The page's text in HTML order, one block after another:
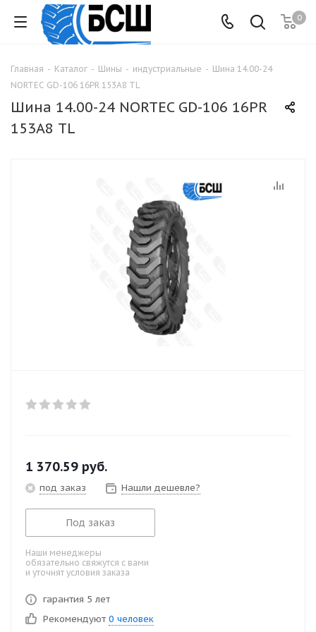
0
Главная - Каталог - Шины - индустриальные - Шина 14.00-24
NORTEC GD-106 16PR 153А8 TL
Шина 14.00-24 NORTEC GD-106 16PR
153А8 TL
1 370.59 руб.
под заказ Нашли дешевле?
Под заказ
Наши менеджеры
обязательно свяжутся с вами
и уточнят условия заказа
гарантия 5 лет
Рекомендуют 0 человек